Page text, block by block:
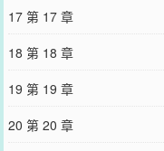
17 第 17 章
18 第 18 章
19 第 19 章
20 第 20 章